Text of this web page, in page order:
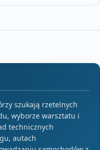
szukają rzetelnych
wyborze warsztatu i
technicznych
autach